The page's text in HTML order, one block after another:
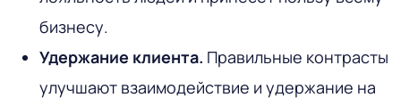
бизнесу.
Удержание клиента. Правильные контрасты
улучшают взаимодействие и удержание на